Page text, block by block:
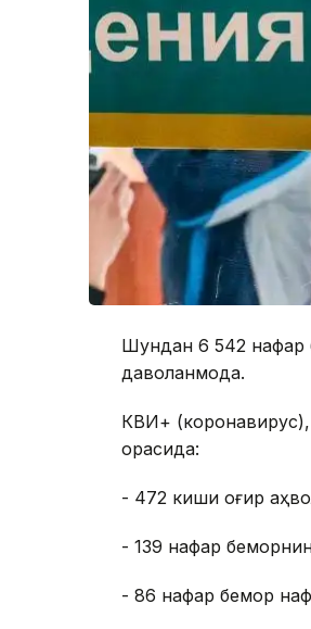
Шундан 6 542 нафар
даволанмоқда.
КВИ+
орасида:
- 472 киши оғир
- 139 нафар
- 86 нафар бемор